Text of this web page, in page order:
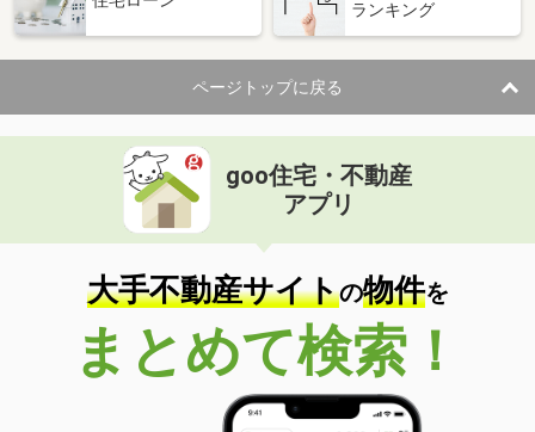
ランキング
ページトップに戻る
goo住宅・不動産
アプリ
大手不動産サイトの物件を
まとめて検索！